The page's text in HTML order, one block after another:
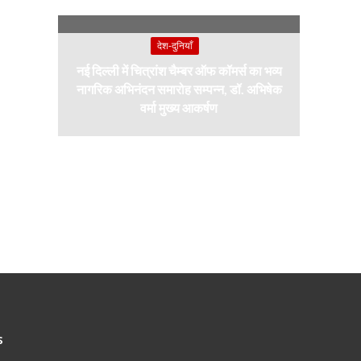
देश-दुनियाँ
नई दिल्ली में चित्रांश चैम्बर ऑफ कॉमर्स का भव्य
नागरिक अभिनंदन समारोह सम्पन्न, डॉ. अभिषेक
वर्मा मुख्य आकर्षण